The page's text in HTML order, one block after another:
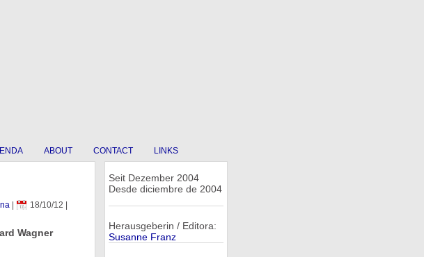
ABOUT CONTACT LINKS
| 18/10/12
Wagner
Seit Dezember 2004
Desde diciembre de 2004
Herausgeberin / Editora:
Susanne Franz